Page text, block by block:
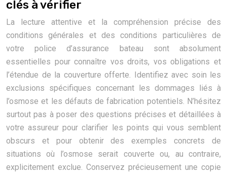
clés à vérifier
La lecture attentive et la compréhension précise des
conditions générales et des conditions particulières de
votre police d’assurance bateau sont absolument
essentielles pour connaître vos droits, vos obligations et
l’étendue de la couverture offerte. Identifiez avec soin les
exclusions spécifiques concernant les dommages liés à
l’osmose et les défauts de fabrication potentiels. N’hésitez
surtout pas à poser des questions précises et détaillées à
votre assureur pour clarifier les points qui vous semblent
obscurs et pour obtenir des exemples concrets de
situations où l’osmose serait couverte ou, au contraire,
explicitement exclue. Conservez précieusement une copie